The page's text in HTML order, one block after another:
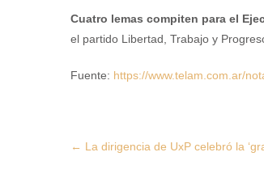
Cuatro lemas compiten para el
el partido Libertad, Trabajo y
Fuente: https://www.telam.com.ar/
Post
← La dirigencia de UxP celebró la